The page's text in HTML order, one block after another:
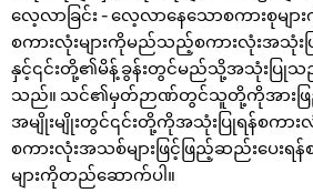
လေ့လာခြင်း - လေ့လာနေသောစကားစုမျ
စကားလုံးများကိုမည်သည့်စကားလုံးအသုံ
နှင့်၎င်းတို့၏မိန့်ခွန်းတွင်မည်သို့အသုံးပြု
သည်။ သင်၏မှတ်ဉာဏ်တွင်သူတို့ကိုအားဖြ
အမျိုးမျိုးတွင်၎င်းတို့ကိုအသုံးပြုရန်စကား
စကားလုံးအသစ်များဖြင့်ဖြည့်ဆည်းပေးရန်စ
များကိုတည်ဆောက်ပါ။